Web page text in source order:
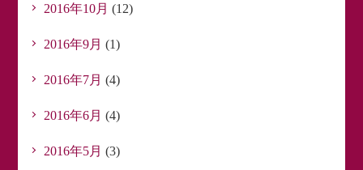
2016年10月 (12)
2016年9月 (1)
2016年7月 (4)
2016年6月 (4)
2016年5月 (3)